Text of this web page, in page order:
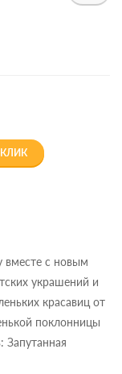
вместе с новым
украшений и
красавиц от
поклонницы
Запутанная